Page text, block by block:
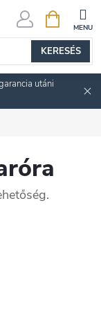
KERESÉS
KOSÁR
utáni